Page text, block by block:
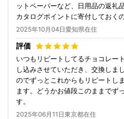
ットペーパーなど、日用品の返礼
カタログポイントに寄付しておく
2025年10月04日愛知県在住
いつもリピートしてるチョコレー
し込みさせていただき、交換しま
のでずっとこれからもリピートし
ます。どうかお値段このままでず
す。
2025年06月11日東京都在住